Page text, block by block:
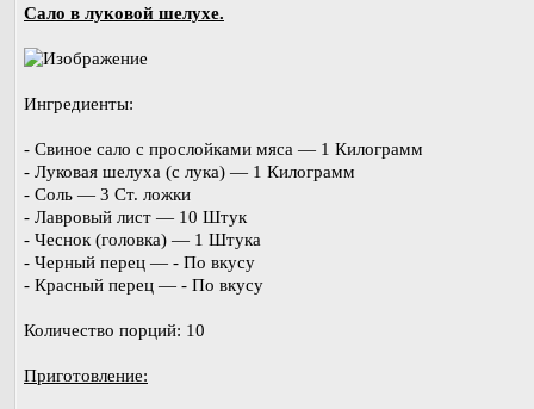
Сало в луковой шелухе.
Ингредиенты:
- Свиное сало с прослойками мяса — 1 Килограмм
- Луковая шелуха (с лука) — 1 Килограмм
- Соль — 3 Ст. ложки
- Лавровый лист — 10 Штук
- Чеснок (головка) — 1 Штука
- Черный перец — - По вкусу
- Красный перец — - По вкусу
Количество порций: 10
Приготовление: